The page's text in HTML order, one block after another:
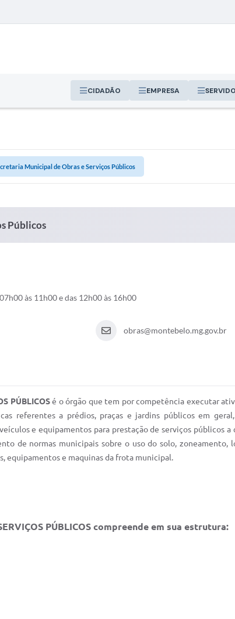
CIDADÃO EMPRESA
Municipal de Obras e Serviços Públicos
Públicos
às 11h00 e das 12h00 às 16h00
obras@montebelo.mg.gov.br
PÚBLICOSé o órgão que tem por competência executar
referentes a prédios, praças e jardins públicos em
e equipamentos para prestação de serviços
de normas municipais sobre o uso do solo,
equipamentos e maquinas da frota municipal.
PÚBLICOS compreende em sua estrutura: